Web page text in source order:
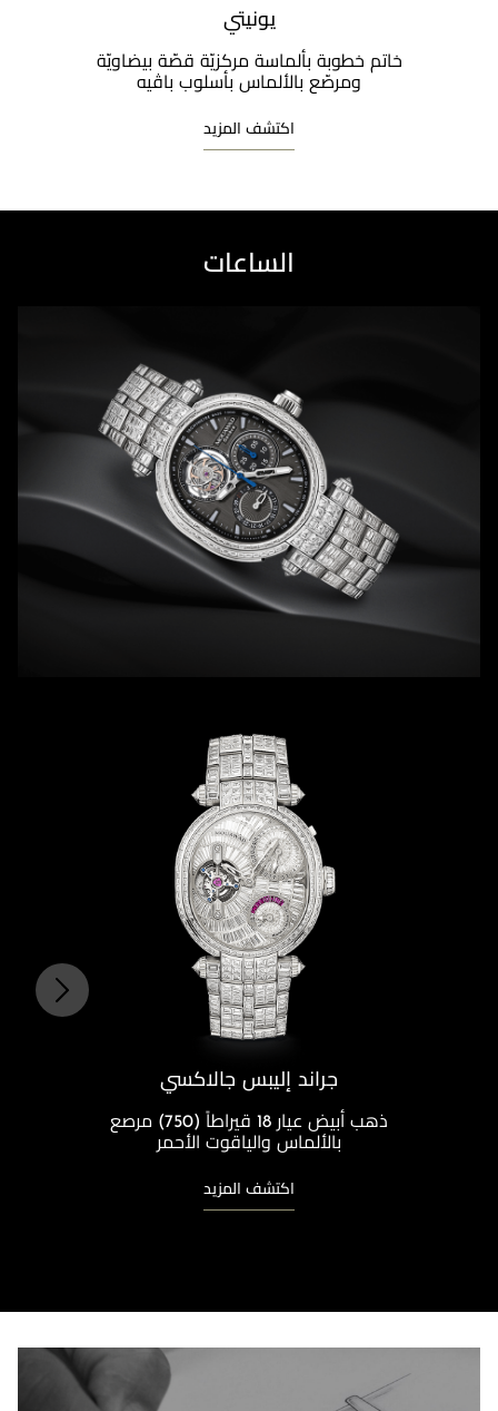
يونيتي
خاتم خطوبة بألماسة مركزيّة قصّة بيضاويّة
ومرصّع بالألماس بأسلوب باڤيه​
اكتشف المزيد
الساعات
جراند إليبس جالاكسي
ذهب أبيض عيار 18 قيراطاً (750) مرصع
بالألماس والياقوت الأحمر
اكتشف المزيد